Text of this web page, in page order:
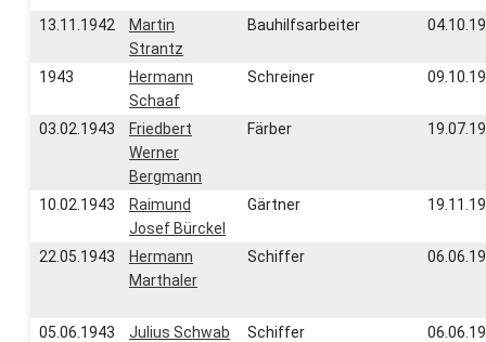
13.11.1942
Martin
Strantz
Bauhilfsarbeiter
1943
Hermann
Schaaf
Schreiner
03.02.1943
Friedbert
Werner
Bergmann
Färber
10.02.1943
Raimund
Josef Bürckel
Gärtner
22.05.1943
Hermann
Marthaler
Schiffer
05.06.1943 Julius Schwab Schiffer